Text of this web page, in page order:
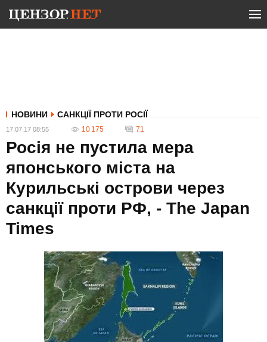
НОВИНИ САНКЦІЇ ПРОТИ РОСІЇ
17.07.17 08:55 10 175 71
Росія не пустила мера
японського міста на
Курильські острови через
санкції проти РФ, - The Japan
Times